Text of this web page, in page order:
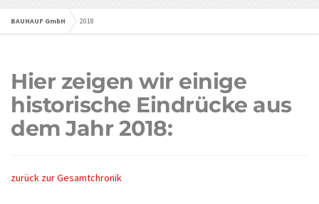
BAUHAUF GmbH 2018
Hier zeigen wir einige
historische Eindrücke aus
dem Jahr 2018:
zurück zur Gesamtchronik